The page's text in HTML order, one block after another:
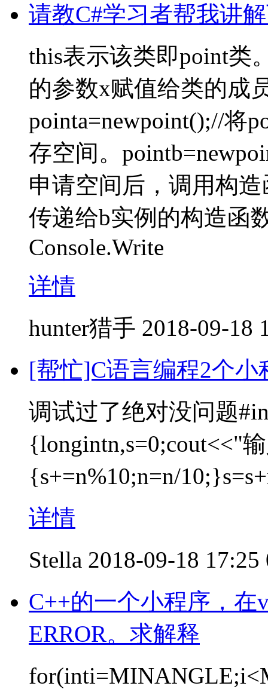
请教C#学习者帮我讲
this表示该类即point类
的参数x赋值给类的成
pointa=newpoint();//将
存空间。
申请空间后，调用构
传递给b实例的构造函
Console.Write
详情
hunter猎手 2018-09-18
[帮忙]C语言编程2个小
调试过了绝对没问题
{longintn,s=0;cout<<"
{s+=n%10;n=n/
详情
Stella 2018-09-18 17:25
C++的一个小程序，在
ERROR。求解释